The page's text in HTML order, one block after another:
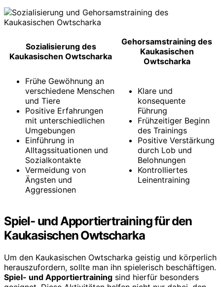
Sozialisierung des
Kaukasischen Owtscharka
Gehorsamstraining des
Kaukasischen
Owtscharka
Frühe Gewöhnung an
verschiedene Menschen
und Tiere
Positive Erfahrungen
mit unterschiedlichen
Umgebungen
Einführung in
Alltagssituationen und
Sozialkontakte
Vermeidung von
Ängsten und
Aggressionen
Klare und
konsequente
Führung
Frühzeitiger Beginn
des Trainings
Positive Verstärkung
durch Lob und
Belohnungen
Kontrolliertes
Leinentraining
Spiel- und Apportiertraining für den
Kaukasischen Owtscharka
Um den Kaukasischen Owtscharka geistig und körperlich
herauszufordern, sollte man ihn spielerisch beschäftigen.
Spiel- und Apportiertraining sind hierfür besonders